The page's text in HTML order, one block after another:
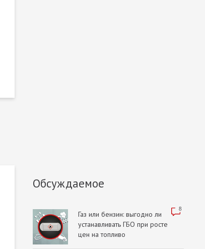
Обсуждаемое
8
Газ или бензин: выгодно ли
устанавливать ГБО при росте
цен на топливо